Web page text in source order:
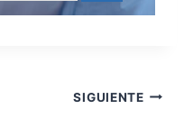
SIGUIENTE